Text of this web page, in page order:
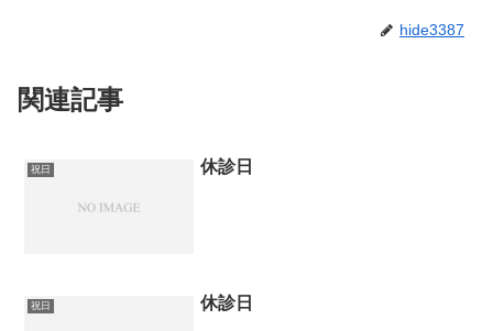
hide3387
関連記事
祝日 休診日
祝日 休診日